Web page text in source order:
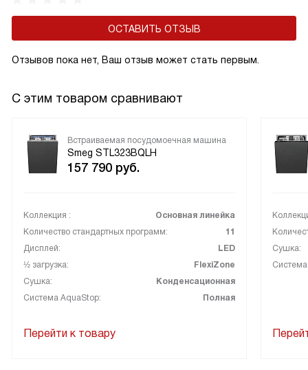
ОСТАВИТЬ ОТЗЫВ
Отзывов пока нет, Ваш отзыв может стать первым.
С этим товаром сравнивают
Встраиваемая посудомоечная машина
Smeg STL323BQLH
157 790 руб.
Коллекция :
Основная линейка
Количество стандартных программ:
11
Дисплей:
LED
½ загрузка:
FlexiZone
Сушка:
Конденсационная
Система AquaStop:
Полная
Перейти к товару
Сушка: